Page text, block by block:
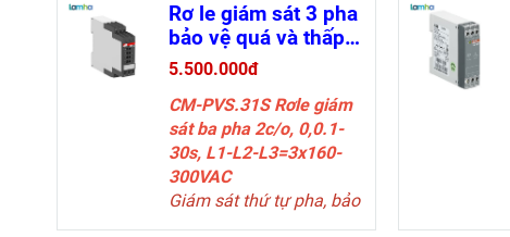
Rơ le giám sát 3 pha
bảo vệ quá và thấp
áp CM-PVS.31S -
5.500.000đ
CM-PVS.31S Rơle giám
sát ba pha 2c/o, 0,0.1-
30s, L1-L2-L3=3x160-
300VAC
Giám sát thứ tự pha, bảo
vệ mất pha, quá áp và